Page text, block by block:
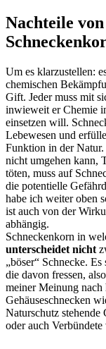
Nachteile von
Um es klarzustellen:
chemischen
Gift. Jeder muss mit
inwieweit er Chemie
einsetzen will.
Lebewesen und
Funktion in der
nicht umgehen kann,
töten, muss auf
die potentielle
habe ich weiter oben
ist auch von der
abhängig.
Schneckenkorn in
unterscheidet nicht
„böser“ Schnecke.
die davon fressen,
meiner Meinung nach
Gehäuseschnecken
Naturschutz stehende
oder auch